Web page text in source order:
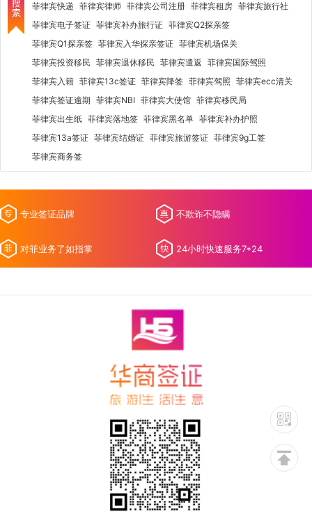
菲律宾快递 菲律宾律师 菲律宾公司注册 菲律宾租房 菲律宾旅行社
菲律宾电子签证 菲律宾补办旅行证 菲律宾Q2探亲签
菲律宾Q1探亲签 菲律宾入华探亲签证 菲律宾机场保关
菲律宾投资移民 菲律宾退休移民 菲律宾遣返 菲律宾国际驾照
菲律宾入籍 菲律宾13c签证 菲律宾降签 菲律宾驾照 菲律宾ecc清关
菲律宾签证逾期 菲律宾NBI 菲律宾大使馆 菲律宾移民局
菲律宾出生纸 菲律宾落地签 菲律宾黑名单 菲律宾补办护照
菲律宾13a签证 菲律宾结婚证 菲律宾旅游签证 菲律宾9g工签
菲律宾商务签
专业签证品牌 不欺诈不隐瞒
对菲业务了如指掌 24小时快速服务7*24